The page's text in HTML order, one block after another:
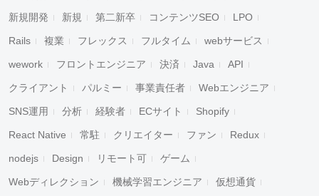
新規開発 新規 第二新卒 コンテンツSEO LPO
Rails 複業 フレックス フルタイム webサービス
wework フロントエンジニア 決済 Java API
クライアント パルミー 事業責任者 Webエンジニア
SNS運用 分析 経験者 ECサイト Shopify
React Native 常駐 クリエイター ファン Redux
nodejs Design リモート可 ゲーム
Webディレクション 機械学習エンジニア 仮想通貨